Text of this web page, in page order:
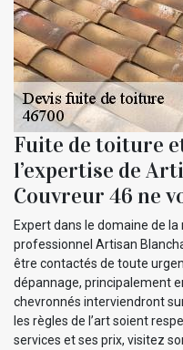
Fuite de toiture
l’expertise de
Couvreur 46 ne
Expert dans le domaine de
professionnel Artisan
être contactés de toute
dépannage, principalement
chevronnés interviendront
les règles de l’art soient
services et ses prix, visitez